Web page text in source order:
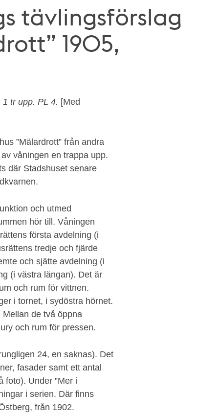
tävlingsförslag
1905,
tr upp. PL 4. [Med
”Mälardrott” från andra
våningen en trappa upp.
där Stadshuset senare
och utmed
hör till. Våningen
första avdelning (i
tredje och fjärde
och sjätte avdelning (i
(i västra längan). Det är
och rum för vittnen.
i tornet, i sydöstra hörnet.
de två öppna
och rum för pressen.
24, en saknas). Det
fasader samt ett antal
foto). Under ”Mer i
i serien. Där finns
från 1902.